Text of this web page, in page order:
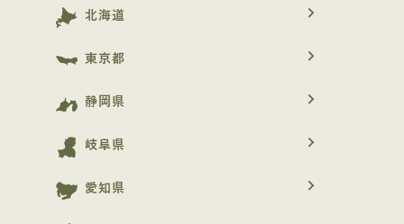
北海道 navigate_next
東京都 navigate_next
静岡県 navigate_next
岐阜県 navigate_next
愛知県 navigate_next